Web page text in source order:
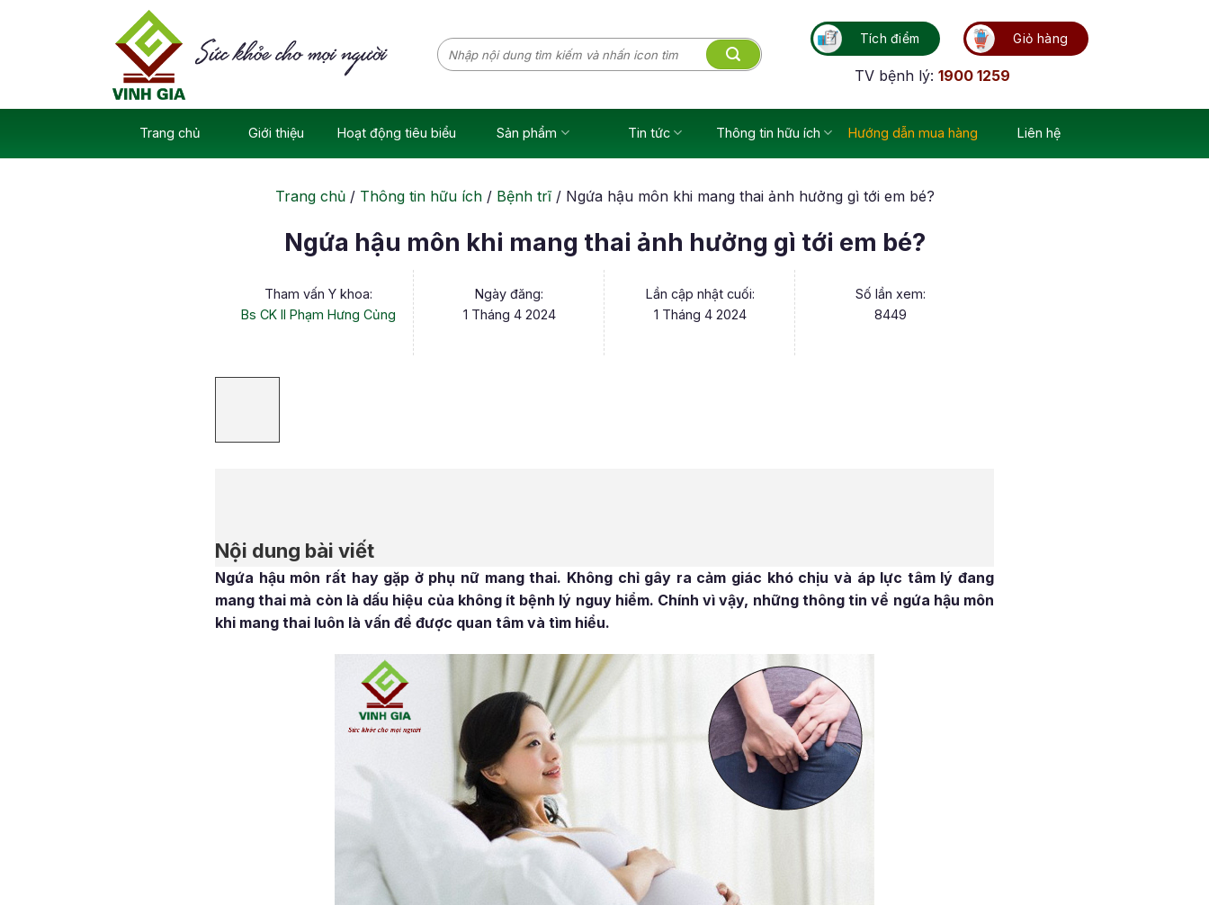
Tìm
kiếm:
Tích điểm Giỏ hàng
TV bệnh lý: 1900 1259
Trang chủ Giới thiệu Hoạt động tiêu biểu Sản phẩm Tin tức Thông tin hữu ích Hướng dẫn mua hàng Liên hệ
Trang chủ/ Thông tin hữu ích/ Bệnh trĩ/ Ngứa hậu môn khi mang thai ảnh hưởng gì tới em bé?
Ngứa hậu môn khi mang thai ảnh hưởng gì tới em bé?
Tham vấn Y khoa:
Bs CK II Phạm Hưng Củng
Ngày đăng:
1 Tháng 4 2024
Lần cập nhật cuối:
1 Tháng 4 2024
Số lần xem:
8449
Nội dung bài viết
Ngứa hậu môn rất hay gặp ở phụ nữ mang thai. Không chỉ gây ra cảm giác khó chịu và áp lực tâm lý đang
mang thai mà còn là dấu hiệu của không ít bệnh lý nguy hiểm. Chính vì vậy, những thông tin về ngứa hậu môn
khi mang thai luôn là vấn đề được quan tâm và tìm hiểu.